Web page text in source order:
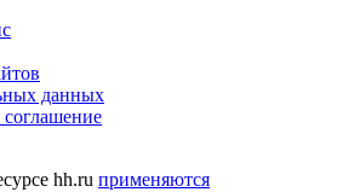
данных
соглашение
hh.ru применяются